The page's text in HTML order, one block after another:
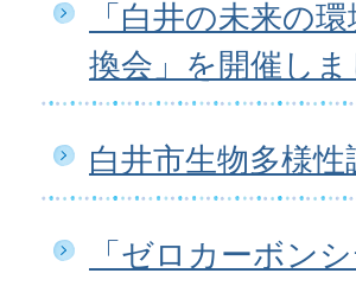
「白井の未来の
換会」を開催しま
白井市生物多様
「ゼロカーボン